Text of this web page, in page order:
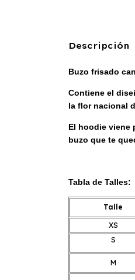
Descripción
Buzo frisado
Contiene el
la flor nacional
El hoodie viene
buzo que te
Tabla de Talles:
Talle
XS
S
M